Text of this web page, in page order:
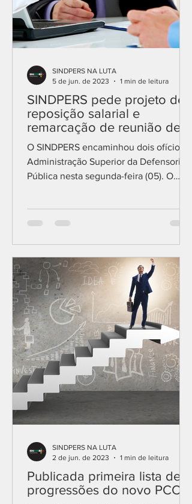
SINDPERS pede projeto de
reposição salarial e
remarcação de reunião de
negociação
O SINDPERS encaminhou dois ofícios à
Administração Superior da Defensoria
Pública nesta segunda-feira (05). O
SINDPERS NA LUTA
5 de jun. de 2023
1 min de leitura
Publicada primeira lista de
progressões do novo PCCS
SINDPERS NA LUTA
2 de jun. de 2023
1 min de leitura